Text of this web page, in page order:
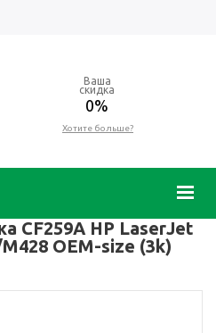
Ваша
скидка
0%
Хотите больше?
CF259A HP LaserJet
OEM-size (3k)